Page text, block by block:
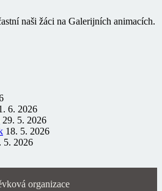
naši žáci na Galerijních animacích.
6. 2026
29. 5. 2026
18. 5. 2026
5. 2026
organizace